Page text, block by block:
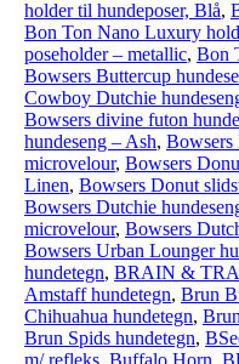
holder til hundeposer, Blå,
Bon Ton Nano Luxury
poseholder – metallic, Bon
Bowsers Buttercup
Cowboy Dutchie
Bowsers divine futon
hundeseng – Ash, Bowsers
microvelour, Bowsers
Linen, Bowsers Donut
Bowsers Dutchie
microvelour, Bowsers
Bowsers Urban Lounger
hundetegn, BRAIN &
Amstaff hundetegn, Brun
Chihuahua hundetegn,
Brun Spids hundetegn,
m/ refleks, Buffalo Horn,